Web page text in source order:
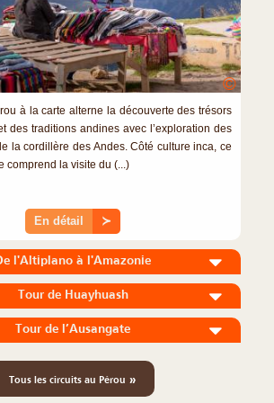
©
à la carte alterne la découverte des trésors
des traditions andines avec l’exploration des
la cordillère des Andes. Côté culture inca, ce
comprend la visite du (...)
En détail ≻
l'Altiplano à l'Amazonie
Tour de Huayhuash
Tour de l’Ausangate
Tous les circuits au Pérou »